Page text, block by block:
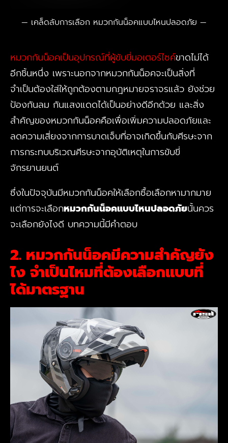
เคล็ดลับการเลือก หมวกกันน็อคแบบไหนปลอดภัย
หมวกกันน็อคเป็นอุปกรณ์ที่ผู้ขับขี่มอเตอร์ไซค์ขาดไม่ได้
อีกชิ้นหนึ่ง เพราะนอกจากหมวกกันน็อคจะเป็นสิ่งที่
จำเป็นต้องใส่ให้ถูกต้องตามกฎหมายจราจรแล้ว ยังช่วย
ป้องกันลม กันแสงแดดได้เป็นอย่างดีอีกด้วย และสิ่ง
สำคัญของหมวกกันน็อคคือเพื่อเพิ่มความปลอดภัยและ
ลดความเสี่ยงจากการบาดเจ็บที่อาจเกิดขึ้นกับศีรษะจาก
การกระทบบริเวณศีรษะจากอุบัติเหตุในการขับขี่
จักรยานยนต์
ซึ่งในปัจจุบันมีหมวกกันน็อคให้เลือกซื้อเลือกหามากมาย
แต่การจะเลือกหมวกกันน็อคแบบไหนปลอดภัยนั้นควร
จะเลือกยังไงดี บทความนี้มีคำตอบ
2. หมวกกันน็อคมีความสำคัญยัง
ไง จำเป็นไหมที่ต้องเลือกแบบที่
ได้มาตรฐาน